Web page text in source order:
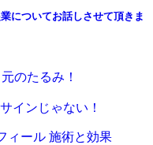
についてお話しさせて頂きま
のたるみ！
インじゃない！
ィール 施術と効果